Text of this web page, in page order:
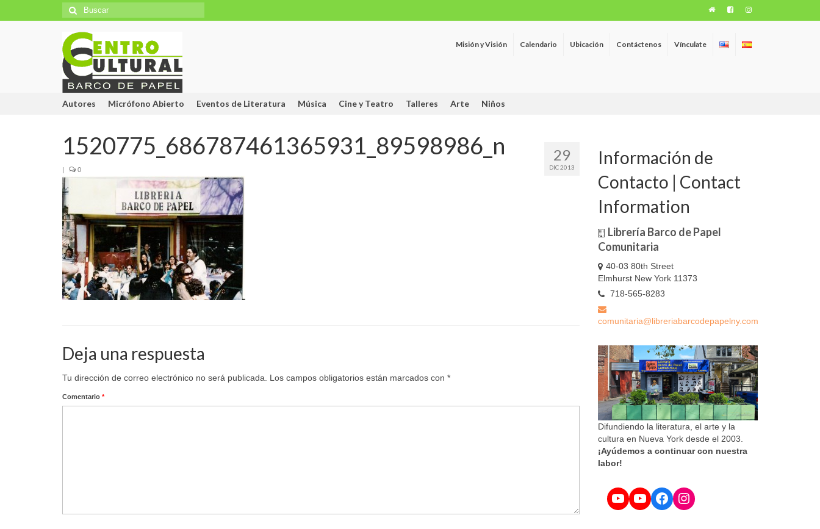
Búsqueda
para:
Misión y Visión Calendario Ubicación Contáctenos Vínculate
Autores Micrófono Abierto Eventos de Literatura Música Cine y Teatro Talleres Arte Niños
29
DIC 2013
1520775_686787461365931_89598986_n
| 0
Deja una respuesta
Tu dirección de correo electrónico no será publicada. Los campos obligatorios están marcados con *
Comentario *
Información de
Contacto | Contact
Information
Librería Barco de Papel
Comunitaria
40-03 80th Street
Elmhurst New York 11373
718-565-8283
comunitaria@libreriabarcodepapelny.com
Difundiendo la literatura, el arte y la
cultura en Nueva York desde el 2003.
¡Ayúdemos a continuar con nuestra
labor!
YouTube
YouTube
Facebook
Instagram